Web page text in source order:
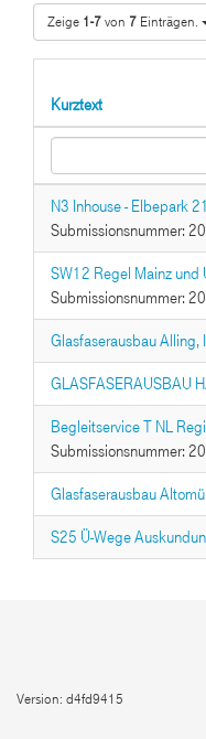
Zeige 1-7von 7 Einträgen.
Kurztext
N3 Inhouse - Elbepark
Submissionsnummer:
SW12 Regel Mainz und
Submissionsnummer:
Glasfaserausbau Alling,
GLASFASERAUSBAU
Begleitservice T NL
Submissionsnummer:
Glasfaserausbau
S25 Ü-Wege
Version: d4fd9415